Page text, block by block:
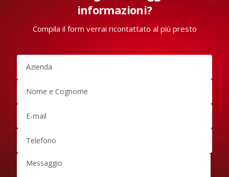
informazioni?
Compila il form verrai ricontattato al più presto